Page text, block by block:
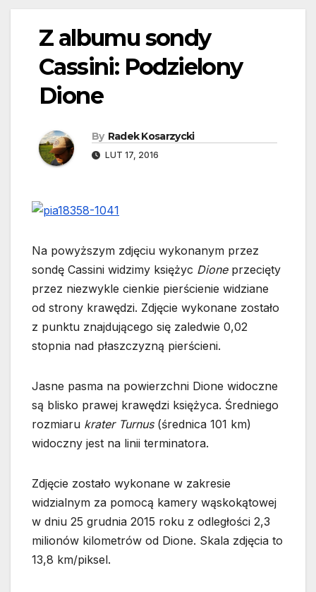
Z albumu sondy
Cassini: Podzielony
Dione
By Radek Kosarzycki
LUT 17, 2016
Na powyższym zdjęciu wykonanym przez
sondę Cassini widzimy księżyc Dioneprzecięty
przez niezwykle cienkie pierścienie widziane
od strony krawędzi. Zdjęcie wykonane zostało
z punktu znajdującego się zaledwie 0,02
stopnia nad płaszczyzną pierścieni.
Jasne pasma na powierzchni Dione widoczne
są blisko prawej krawędzi księżyca. Średniego
rozmiaru krater Turnus(średnica 101 km)
widoczny jest na linii terminatora.
Zdjęcie zostało wykonane w zakresie
widzialnym za pomocą kamery wąskokątowej
w dniu 25 grudnia 2015 roku z odległości 2,3
milionów kilometrów od Dione. Skala zdjęcia to
13,8 km/piksel.